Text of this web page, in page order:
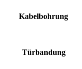
Kabelbohrung
Türbandung